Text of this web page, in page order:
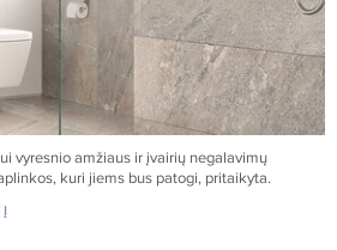
vyresnio amžiaus ir įvairių negalavimų
kuri jiems bus patogi, pritaikyta.